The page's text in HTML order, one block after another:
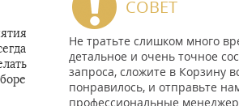
СОВЕТ
Не тратьте слишком много
детальное и очень точное
запроса, сложите в Корзину
понравилось, и отправьте
профессиональные